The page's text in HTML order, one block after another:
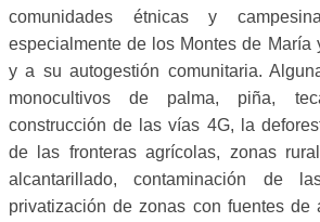
comunidades étnicas y
especialmente de los Montes de María
y a su autogestión comunitaria.
monocultivos de palma, piña,
construcción de las vías 4G, la
de las fronteras agrícolas, zonas
alcantarillado, contaminación de
privatización de zonas con fuentes de